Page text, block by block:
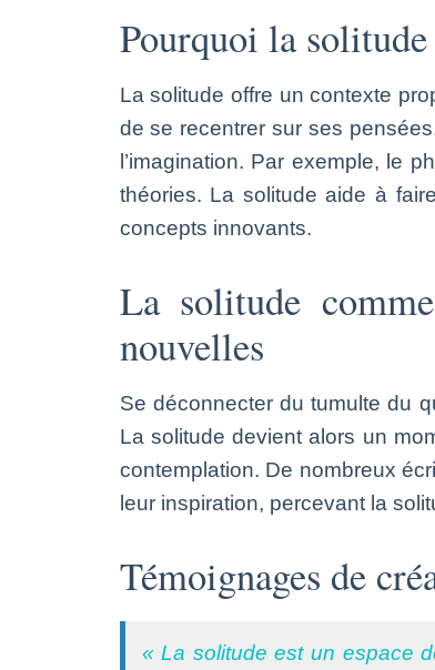
Pourquoi la
La solitude offre un contexte
de se recentrer sur ses
l’imagination. Par exemple, le
théories. La solitude aide à
concepts innovants.
La solitude
nouvelles
Se déconnecter du tumulte du
La solitude devient alors un
contemplation. De nombreux
leur inspiration, percevant la
Témoignages de
« La solitude est un espace